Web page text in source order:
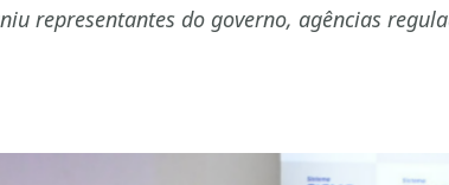
representantes do governo, agências